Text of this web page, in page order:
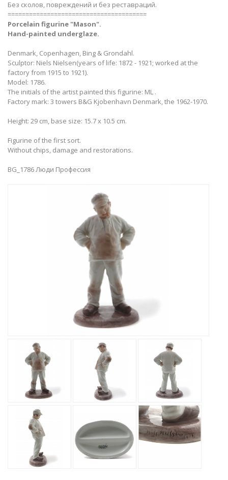
Без сколов, повреждений и без реставраций.
=======================================
Porcelain figurine "Mason".
Hand-painted underglaze.
Denmark, Copenhagen, Bing & Grondahl.
Sculptor: Niels Nielsen(years of life: 1872 - 1921; worked at the
factory from 1915 to 1921).
Model: 1786.
The initials of the artist painted this figurine: ML .
Factory mark: 3 towers B&G Kjobenhavn Denmark, the 1962-1970.
Height: 29 cm, base size: 15.7 x 10.5 cm.
Figurine of the first sort.
Without chips, damage and restorations.
BG_1786 Люди Профессия